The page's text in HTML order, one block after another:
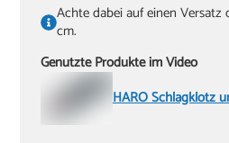
Achte dabei auf einen
cm.
Genutzte Produkte im Video
HARO Schlagklotz